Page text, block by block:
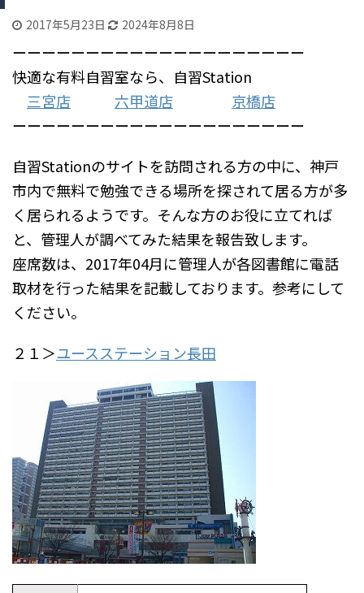
2017年5月23日 2024年8月8日
ーーーーーーーーーーーーーーーーーーーー
快適な有料自習室なら、自習Station
三宮店
六甲道店
京橋店
ーーーーーーーーーーーーーーーーーーーー
自習Stationのサイトを訪問される方の中に、神戸
市内で無料で勉強できる場所を探されて居る方が多
く居られるようです。そんな方のお役に立てれば
と、管理人が調べてみた結果を報告致します。
座席数は、2017年04月に管理人が各図書館に電話
取材を行った結果を記載しております。参考にして
ください。
２１＞ユースステーション長田